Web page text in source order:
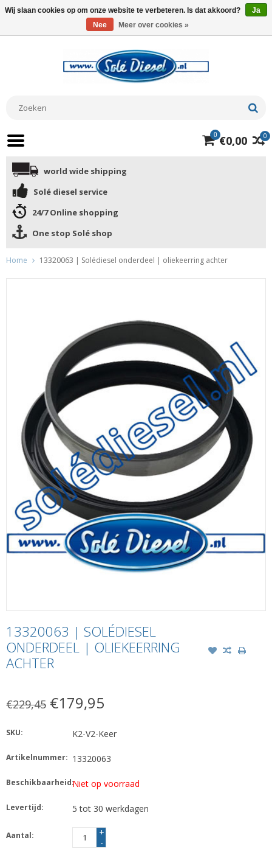
0
0 €0,00
world wide shipping
Solé diesel service
24/7 Online shopping
One stop Solé shop
Home 13320063 | Solédiesel onderdeel | oliekeerring achter
13320063 | SOLÉDIESEL
ONDERDEEL | OLIEKEERRING
ACHTER
€229,45 €179,95
SKU: K2-V2-Keer
Artikelnummer: 13320063
Beschikbaarheid:Niet op voorraad
Levertijd: 5 tot 30 werkdagen
Aantal:
+
-
Wij slaan cookies op om onze website te verbeteren. Is dat akkoord?
Ja
Nee
Meer over cookies »